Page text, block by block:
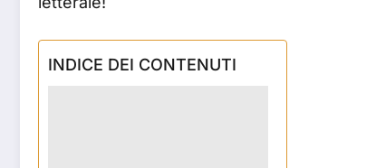
INDICE DEI CONTENUTI